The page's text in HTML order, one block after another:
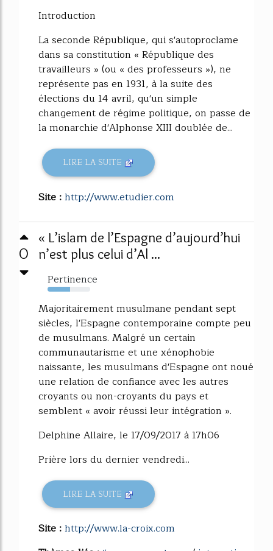
Introduction
La seconde République, qui s'autoproclame
dans sa constitution « République des
travailleurs » (ou « des professeurs »), ne
représente pas en 1931, à la suite des
élections du 14 avril, qu'un simple
changement de régime politique, on passe de
la monarchie d'Alphonse XIII doublée de...
LIRE LA SUITE
Site :http://www.etudier.com
0
« L’islam de l’Espagne d’aujourd’hui
n’est plus celui d’Al ...
Pertinence
53%
Majoritairement musulmane pendant sept
siècles, l'Espagne contemporaine compte peu
de musulmans. Malgré un certain
communautarisme et une xénophobie
naissante, les musulmans d'Espagne ont noué
une relation de confiance avec les autres
croyants ou non-croyants du pays et
semblent « avoir réussi leur intégration ».
Delphine Allaire, le 17/09/2017 à 17h06
Prière lors du dernier vendredi...
LIRE LA SUITE
Site :http://www.la-croix.com